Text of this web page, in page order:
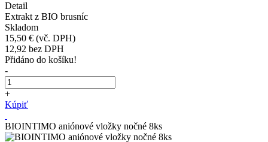
Detail
Extrakt z BIO brusníc
Skladom
15,50 € (vč. DPH)
12,92 bez DPH
Přidáno do košíku!
-
+
Kúpiť
BIOINTIMO aniónové vložky nočné 8ks